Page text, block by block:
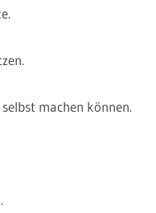
machen können.